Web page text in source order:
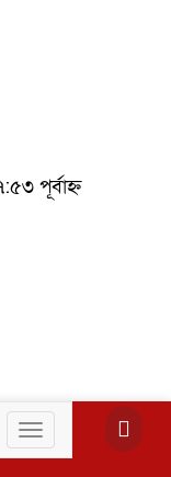
পূর্বাহ্ন
Toggle
navigation